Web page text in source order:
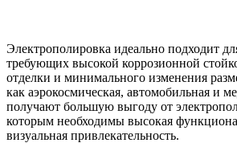
Электрополировка идеально подходит
требующих высокой коррозионной
отделки и минимального изменения
как аэрокосмическая, автомобильная и
получают большую выгоду от
которым необходимы высокая
визуальная привлекательность.